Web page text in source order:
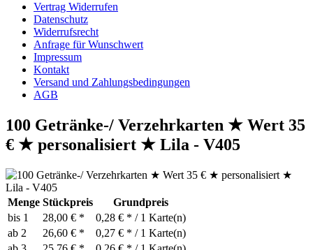
Vertrag Widerrufen
Datenschutz
Widerrufsrecht
Anfrage für Wunschwert
Impressum
Kontakt
Versand und Zahlungsbedingungen
AGB
100 Getränke-/ Verzehrkarten ★ Wert 35
€ ★ personalisiert ★ Lila - V405
Menge Stückpreis
Grundpreis
bis 1 28,00 € *
0,28 € * / 1 Karte(n)
ab 2 26,60 € *
0,27 € * / 1 Karte(n)